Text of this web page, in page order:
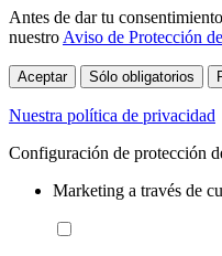
Antes de dar tu
nuestro Aviso de Protección
Aceptar Sólo obligatorios
Nuestra política de privacidad
Configuración de protección
Marketing a través de